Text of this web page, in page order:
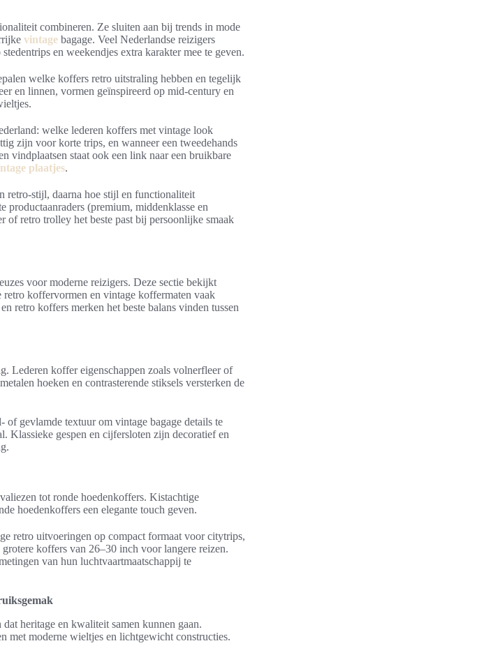
combineren. Ze sluiten aan bij trends in mode
vintage bagage. Veel Nederlandse reizigers
en weekendjes extra karakter mee te geven.
welke koffers retro uitstraling hebben en tegelijk
en linnen, vormen geïnspireerd op mid-century en
welke lederen koffers met vintage look
zijn voor korte trips, en wanneer een tweedehands
vindplaatsen staat ook een link naar een bruikbare
plaatjes.
retro-stijl, daarna hoe stijl en functionaliteit
productaanraders (premium, middenklasse en
retro trolley het beste past bij persoonlijke smaak
voor moderne reizigers. Deze sectie bekijkt
koffervormen en vintage koffermaten vaak
retro koffers merken het beste balans vinden tussen
Lederen koffer eigenschappen zoals volnerfleer of
hoeken en contrasterende stiksels versterken de
gevlamde textuur om vintage bagage details te
Klassieke gespen en cijfersloten zijn decoratief en
tot ronde hoedenkoffers. Kistachtige
hoedenkoffers een elegante touch geven.
retro uitvoeringen op compact formaat voor citytrips,
koffers van 26–30 inch voor langere reizen.
van hun luchtvaartmaatschappij te
heritage en kwaliteit samen kunnen gaan.
met moderne wieltjes en lichtgewicht constructies.